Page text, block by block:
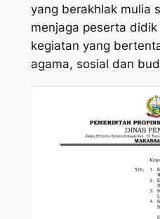
yang berakhlak mulia
menjaga peserta
kegiatan yang
agama, sosial dan